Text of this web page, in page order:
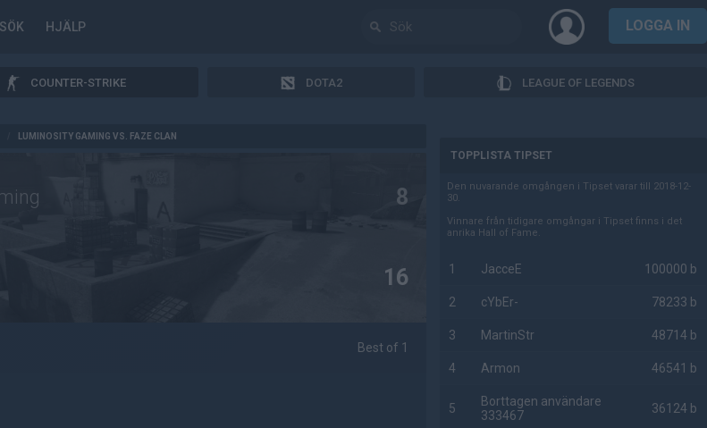
SÖK HJÄLP LOGGA IN
COUNTER-STRIKE DOTA2 LEAGUE OF LEGENDS
LUMINOSITY GAMING VS. FAZE CLAN
8
16
Best of 1
TOPPLISTA TIPSET
Den nuvarande omgången i Tipset varar till 2018-12-
30.
Vinnare från tidigare omgångar i Tipset finns i det
anrika Hall of Fame.
1 JacceE 100000 b
2 cYbEr- 78233 b
3 MartinStr 48714 b
4 Armon 46541 b
5
Borttagen användare
333467
36124 b